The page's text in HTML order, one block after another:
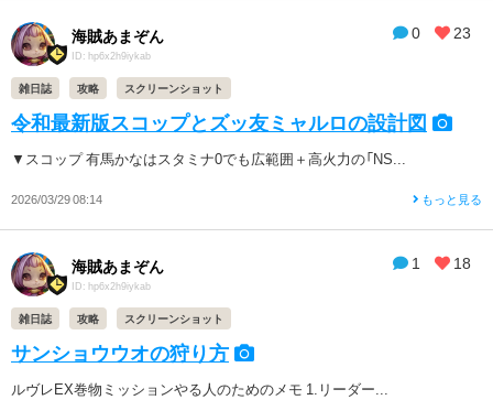
0 23
海賊あまぞん
ID: hp6x2h9iykab
雑日誌 攻略 スクリーンショット
令和最新版スコップとズッ友ミャルロの設計図
▼スコップ 有馬かなはスタミナ0でも広範囲＋高火力の「NS...
2026/03/29 08:14 もっと見る
1 18
海賊あまぞん
ID: hp6x2h9iykab
雑日誌 攻略 スクリーンショット
サンショウウオの狩り方
ルヴレEX巻物ミッションやる人のためのメモ 1.リーダー...